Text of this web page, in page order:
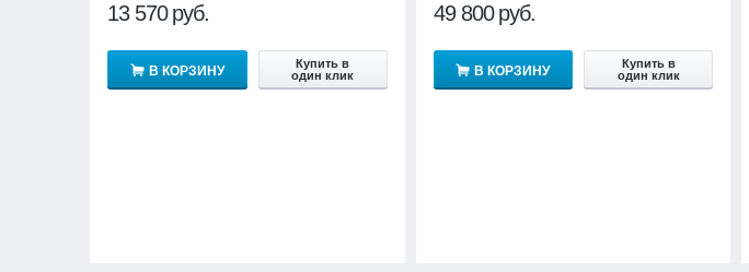
13 570 руб.
В КОРЗИНУ
Купить в
один клик
49 800 руб.
В КОРЗИНУ
Купить в
один клик